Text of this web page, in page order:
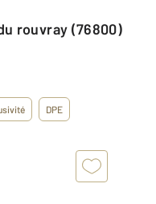
rouvray (76800)
DPE